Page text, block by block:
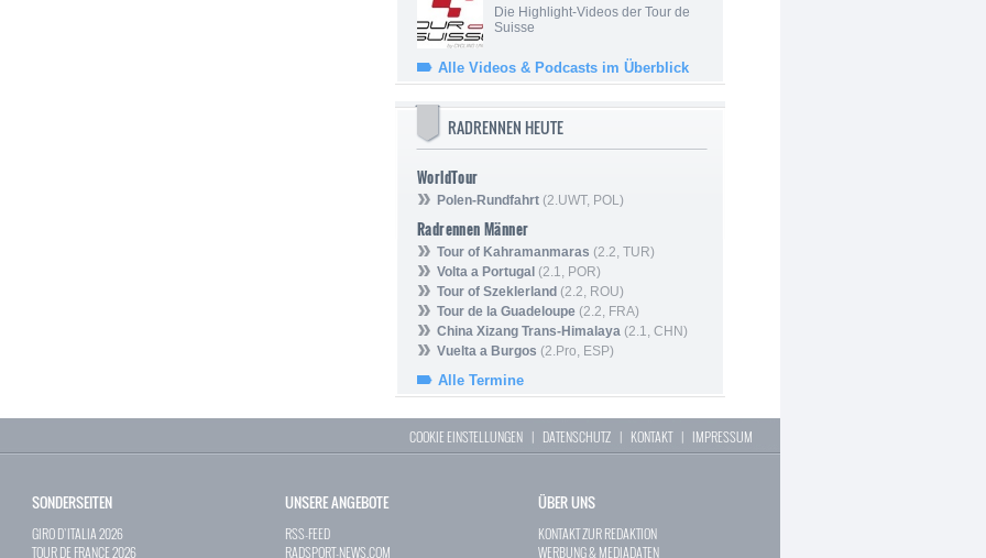
Die Highlight-Videos der Tour de
Suisse
Alle Videos & Podcasts im Überblick
RADRENNEN HEUTE
WorldTour
Polen-Rundfahrt (2.UWT, POL)
Radrennen Männer
Tour of Kahramanmaras (2.2, TUR)
Volta a Portugal (2.1, POR)
Tour of Szeklerland (2.2, ROU)
Tour de la Guadeloupe (2.2, FRA)
China Xizang Trans-Himalaya (2.1, CHN)
Vuelta a Burgos (2.Pro, ESP)
Alle Termine
COOKIE EINSTELLUNGEN | DATENSCHUTZ | KONTAKT| IMPRESSUM
SONDERSEITEN
GIRO D`ITALIA 2026
TOUR DE FRANCE 2026
UNSERE ANGEBOTE
RSS-FEED
RADSPORT-NEWS.COM
ÜBER UNS
KONTAKT ZUR REDAKTION
WERBUNG & MEDIADATEN